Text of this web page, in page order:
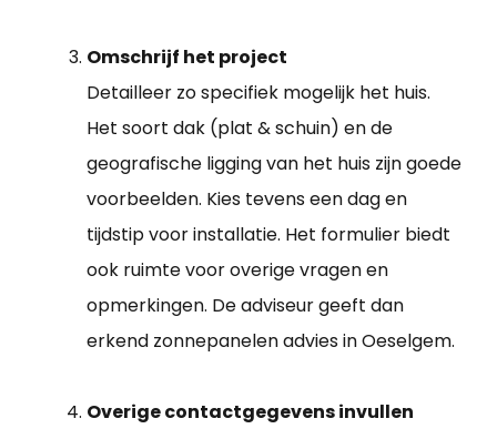
Omschrijf het project
Detailleer zo specifiek mogelijk het huis.
Het soort dak (plat & schuin) en de
geografische ligging van het huis zijn goede
voorbeelden. Kies tevens een dag en
tijdstip voor installatie. Het formulier biedt
ook ruimte voor overige vragen en
opmerkingen. De adviseur geeft dan
erkend zonnepanelen advies in Oeselgem.
Overige contactgegevens invullen